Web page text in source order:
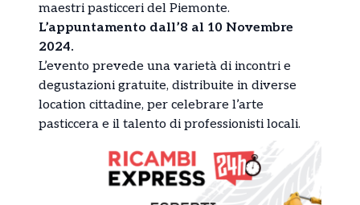
maestri pasticceri del Piemonte.
L’appuntamento dall’8 al 10 Novembre
2024.
L’evento prevede una varietà di incontri e
degustazioni gratuite, distribuite in diverse
location cittadine, per celebrare l’arte
pasticcera e il talento di professionisti locali.